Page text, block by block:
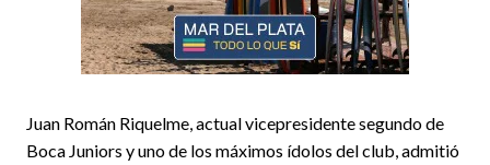
Juan Román Riquelme, actual vicepresidente segundo de
Boca Juniors y uno de los máximos ídolos del club, admitió